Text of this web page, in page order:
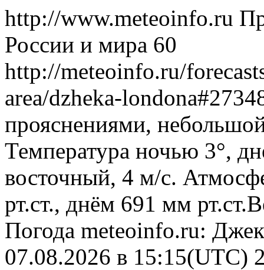
http://www.meteoinfo.ru
России и мира 60
http://meteoinfo.ru/
area/dzheka-
прояснениями,
Температура ночью 3°,
восточный, 4 м/с.
рт.ст., днём 691 мм
Погода meteoinfo.ru:
07.08.2026 в 15:15(UTC)